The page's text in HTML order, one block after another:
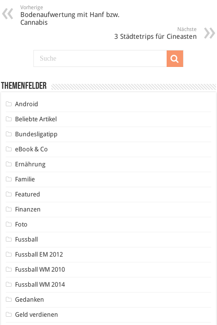
Vorherige
Bodenaufwertung mit Hanf bzw.
Cannabis
Nächste
3 Städtetrips für Cineasten
Themenfelder
Android
Beliebte Artikel
Bundesligatipp
eBook & Co
Ernährung
Familie
Featured
Finanzen
Foto
Fussball
Fussball EM 2012
Fussball WM 2010
Fussball WM 2014
Gedanken
Geld verdienen